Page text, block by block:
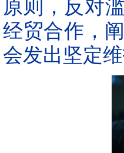
原则，反对
经贸合作，
会发出坚定